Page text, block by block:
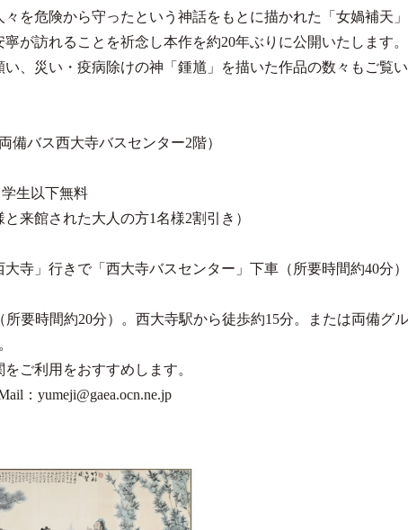
を危険から守ったという神話をもとに描かれた「女媧補天」
が訪れることを祈念し本作を約20年ぶりに公開いたします。
、災い・疫病除けの神「鍾馗」を描いた作品の数々もご覧
バス西大寺バスセンター2階）
生以下無料
来館された大人の方1名様2割引き）
寺」行きで「西大寺バスセンター」下車（所要時間約40分）
要時間約20分）。西大寺駅から徒歩約15分。または両備グ
ご利用をおすすめします。
：yumeji@gaea.ocn.ne.jp